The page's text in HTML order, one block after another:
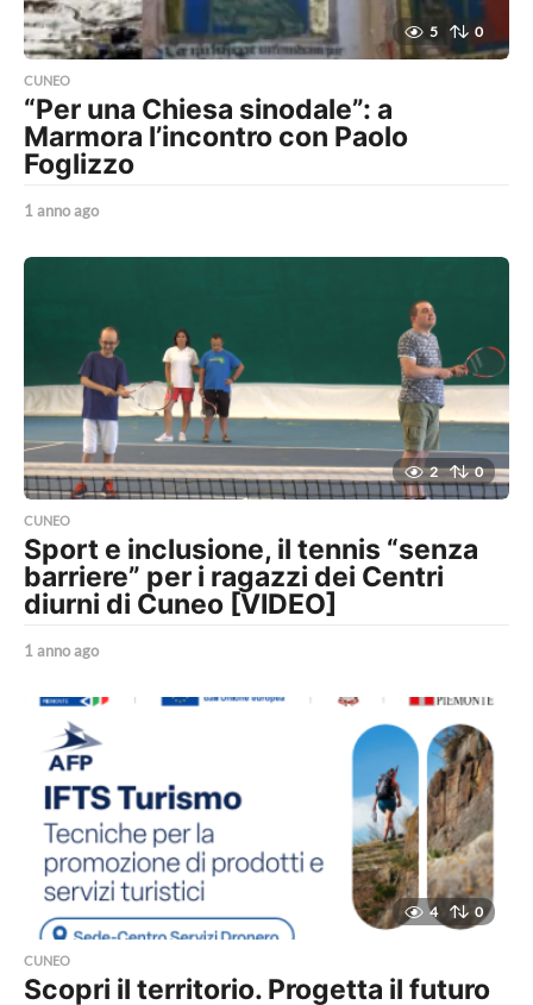
5 0
CUNEO
“Per una Chiesa sinodale”: a
Marmora l’incontro con Paolo
Foglizzo
1 anno ago
n
a
g
2 0
CUNEO
Sport e inclusione, il tennis “senza
barriere” per i ragazzi dei Centri
diurni di Cuneo [VIDEO]
1 anno ago
n
o
g
o
4 0
CUNEO
Scopri il territorio. Progetta il futuro